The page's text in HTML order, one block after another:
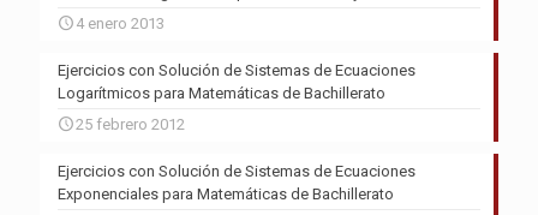
4 enero 2013
Ejercicios con Solución de Sistemas de Ecuaciones
Logarítmicos para Matemáticas de Bachillerato
25 febrero 2012
Ejercicios con Solución de Sistemas de Ecuaciones
Exponenciales para Matemáticas de Bachillerato